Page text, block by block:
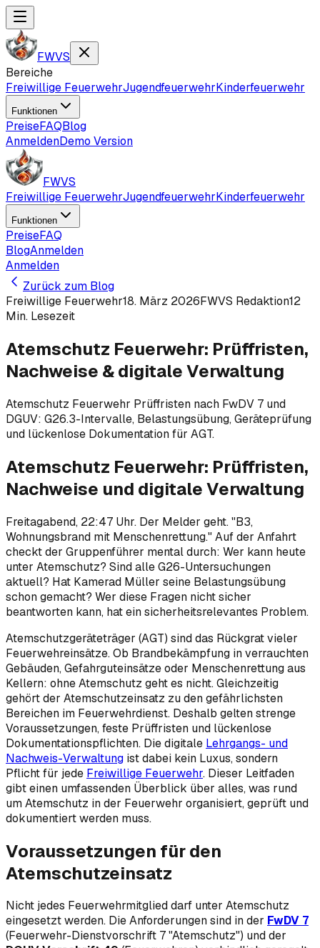
FWVS
Bereiche
Freiwillige FeuerwehrJugendfeuerwehrKinderfeuerwehr
Funktionen
PreiseFAQBlog
AnmeldenDemo Version
FWVS
Freiwillige FeuerwehrJugendfeuerwehrKinderfeuerwehr
Funktionen
PreiseFAQ
BlogAnmelden
Anmelden
Zurück zum Blog
Freiwillige Feuerwehr18. März 2026FWVS Redaktion12
Min. Lesezeit
Atemschutz Feuerwehr: Prüffristen,
Nachweise & digitale Verwaltung
Atemschutz Feuerwehr Prüffristen nach FwDV 7 und
DGUV: G26.3-Intervalle, Belastungsübung, Geräteprüfung
und lückenlose Dokumentation für AGT.
Atemschutz Feuerwehr: Prüffristen,
Nachweise und digitale Verwaltung
Freitagabend, 22:47 Uhr. Der Melder geht. "B3,
Wohnungsbrand mit Menschenrettung." Auf der Anfahrt
checkt der Gruppenführer mental durch: Wer kann heute
unter Atemschutz? Sind alle G26-Untersuchungen
aktuell? Hat Kamerad Müller seine Belastungsübung
schon gemacht? Wer diese Fragen nicht sicher
beantworten kann, hat ein sicherheitsrelevantes Problem.
Atemschutzgeräteträger (AGT) sind das Rückgrat vieler
Feuerwehreinsätze. Ob Brandbekämpfung in verrauchten
Gebäuden, Gefahrguteinsätze oder Menschenrettung aus
Kellern: ohne Atemschutz geht es nicht. Gleichzeitig
gehört der Atemschutzeinsatz zu den gefährlichsten
Bereichen im Feuerwehrdienst. Deshalb gelten strenge
Voraussetzungen, feste Prüffristen und lückenlose
Dokumentationspflichten. Die digitale Lehrgangs- und
Nachweis-Verwaltung ist dabei kein Luxus, sondern
Pflicht für jede Freiwillige Feuerwehr. Dieser Leitfaden
gibt einen umfassenden Überblick über alles, was rund
um Atemschutz in der Feuerwehr organisiert, geprüft und
dokumentiert werden muss.
Voraussetzungen für den
Atemschutzeinsatz
Nicht jedes Feuerwehrmitglied darf unter Atemschutz
eingesetzt werden. Die Anforderungen sind in der FwDV 7
(Feuerwehr-Dienstvorschrift 7 "Atemschutz") und der